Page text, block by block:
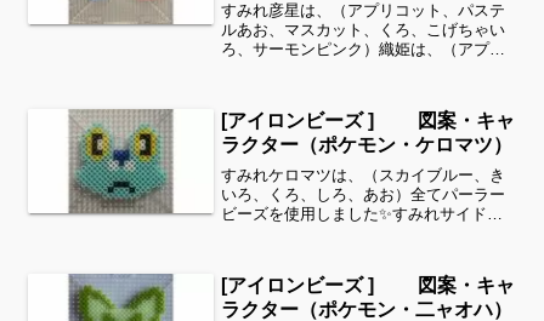
すみれ彦星は、（アプリコット、パステ
ルあお、マスカット、くろ、こげちゃい
ろ、サーモンピンク）織姫は、（アプリ
（全てパーラービーズ）を使用しまし
た。すみれサイドバーのカテゴリ...
[アイロンビーズ ] 図案・キャ
ラクター（ポケモン・ケロマツ）
すみれケロマツは、（スカイブルー、き
いろ、くろ、しろ、あお）全てパーラー
ビーズを使用しました✨すみれサイドバ
時間がありましたら、他の図案もぜひ覗
いてみてください^ ^キ...
[アイロンビーズ ] 図案・キャ
ラクター（ポケモン・二ャオハ）